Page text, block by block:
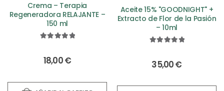
Crema – Terapia
Regeneradora RELAJANTE –
150 ml
18,00€
Aceite 15% "GOODNIGHT" +
Extracto de Flor de la Pasión
– 10ml
35,00€